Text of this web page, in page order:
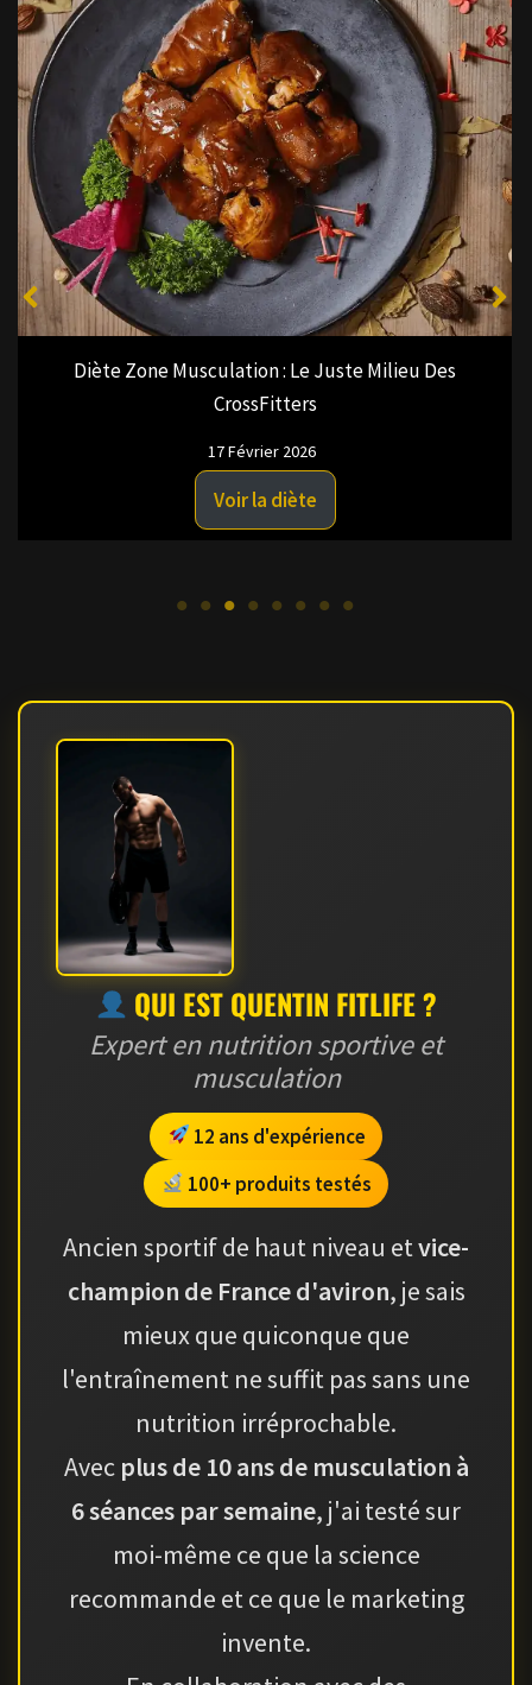
Musculation : Le Juste Milieu Des
Diète Cétogène
QUI EST QUENTIN FITLIFE ?
Expert en nutrition sportive et
musculation
12 ans d'expérience
100+ produits testés
Ancien sportif de haut niveau etvice-
champion de France d'aviron, je sais
mieux que quiconque que
l'entraînement ne suffit pas sans une
nutrition irréprochable.
Avec plus de 10 ans de musculation à
6 séances par semaine, j'ai testé sur
moi-même ce que la science
recommande et ce que le marketing
invente.